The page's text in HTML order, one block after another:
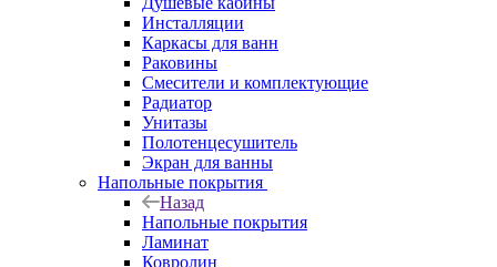
Инсталляции
Каркасы для ванн
Раковины
Смесители и комплектующие
Радиатор
Унитазы
Полотенцесушитель
Экран для ванны
Напольные покрытия
Назад
Напольные покрытия
Ламинат
Ковролин